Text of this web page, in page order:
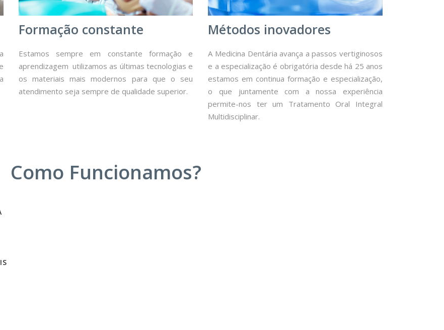
Formação constante
Estamos sempre em constante formação e
aprendizagem utilizamos as últimas tecnologias e
os materiais mais modernos para que o seu
atendimento seja sempre de qualidade superior.
Métodos inovadores
A Medicina Dentária avança a passos vertiginosos
e a especialização é obrigatória desde há 25 anos
estamos em continua formação e especialização,
o que juntamente com a nossa experiência
permite-nos ter um Tratamento Oral Integral
Multidisciplinar.
Como Funcionamos?